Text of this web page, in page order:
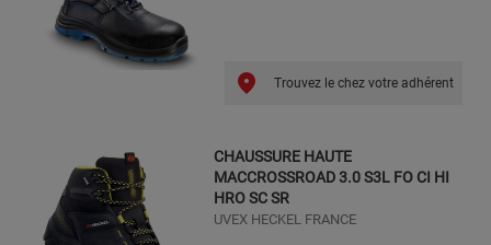
Trouvez le chez votre adhérent
CHAUSSURE HAUTE
MACCROSSROAD 3.0 S3L FO CI HI
HRO SC SR
UVEX HECKEL FRANCE